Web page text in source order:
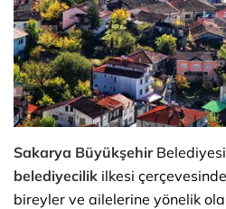
Sakarya Büyükşehir
belediyecilik ilkesi
bireyler ve ailelerine yönelik